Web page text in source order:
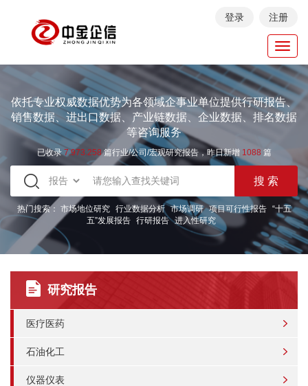
登录 注册
依托专业权威数据优势为各领域企事业单位提供行研报告、
销售数据、进出口数据、产业链数据、企业数据、排名数据
等咨询服务
已收录7.973.258篇行业/公司/宏观研究报告，昨日新增 1088 篇
热门搜索： 市场地位研究 行业数据分析 市场调研 项目可行性报告
“十五
五”发展报告 行研报告 进入性研究
研究报告
医疗医药
石油化工
仪器仪表